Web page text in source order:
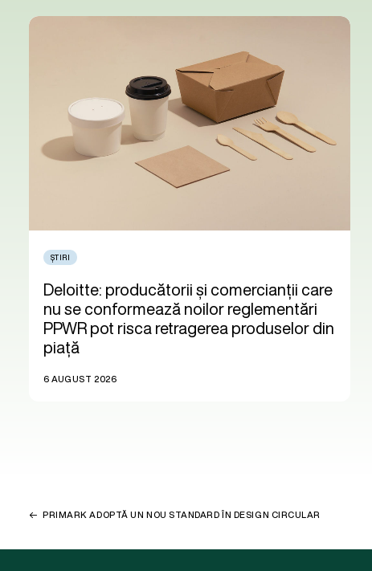
ȘTIRI
Deloitte: producătorii și comercianții care
nu se conformează noilor reglementări
PPWR pot risca retragerea produselor din
piață
6 AUGUST 2026
PRIMARK ADOPTĂ UN NOU STANDARD ÎN DESIGN CIRCULAR